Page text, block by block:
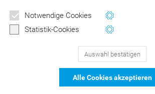
Notwendige Cookies
Statistik-Cookies
Auswahl bestätigen
Alle Cookies akzeptieren
DER Kommentar
129Bewertungen auf